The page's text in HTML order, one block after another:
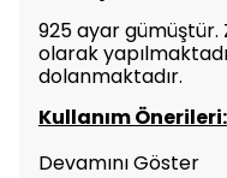
925 ayar gümüştür.
olarak
dolanmaktadır.
Kullanım Önerileri:
Devamını Göster